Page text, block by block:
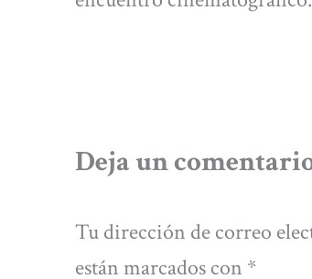
Deja un
Tu dirección de correo
están marcados con *